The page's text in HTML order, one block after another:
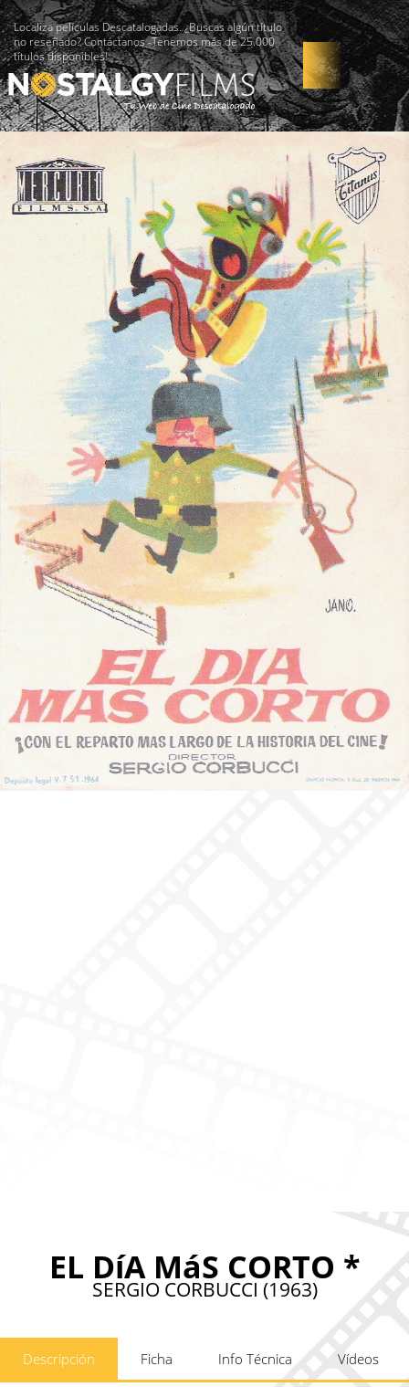
Localiza películas Descatalogadas. ¿Buscas algún título
no reseñado? Contáctanos -Tenemos más de 25.000
títulos disponibles!
EL DíA MáS CORTO *
SERGIO CORBUCCI (1963)
Descripción Ficha Info Técnica Vídeos